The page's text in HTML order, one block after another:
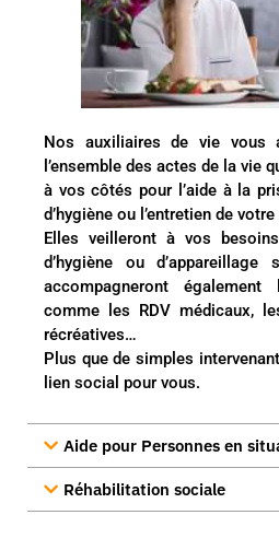
Nos auxiliaires de vie vous
l’ensemble des actes de la vie
à vos côtés pour l’aide à la
d’hygiène ou l’entretien de
Elles veilleront à vos
d’hygiène ou d’appareillage
accompagneront
comme les RDV médicaux,
récréatives…
Plus que de simples
lien social pour vous.
Aide pour Personnes en
Réhabilitation sociale